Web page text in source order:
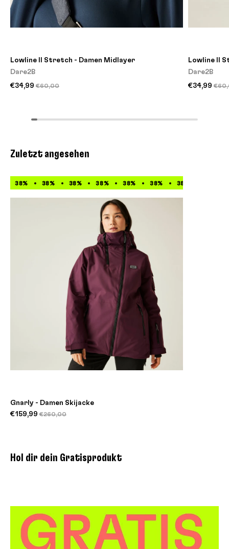
Lowline II Stretch - Damen Midlayer
Dare2B
€34,99 €60,00
Lowline II
Dare2B
€34,99
Zuletzt angesehen
38% 38% 38% 38% 38% 38% 38%
Gnarly - Damen Skijacke
€159,99 €260,00
Hol dir dein Gratisprodukt